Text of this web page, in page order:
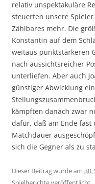
relativ unspektakuläre
steuerten unsere
Zählbares mehr. Die
Konstantin auf dem
weitaus punktstärkeren
nach aussichtsreicher
unterliefen. Aber auch
günstiger Abwicklung
kämpften danach zwar
dafür, daß am Ende fast
Matchdauer
sich die Gegner als zu
Dieser Beitrag wurde am 30.